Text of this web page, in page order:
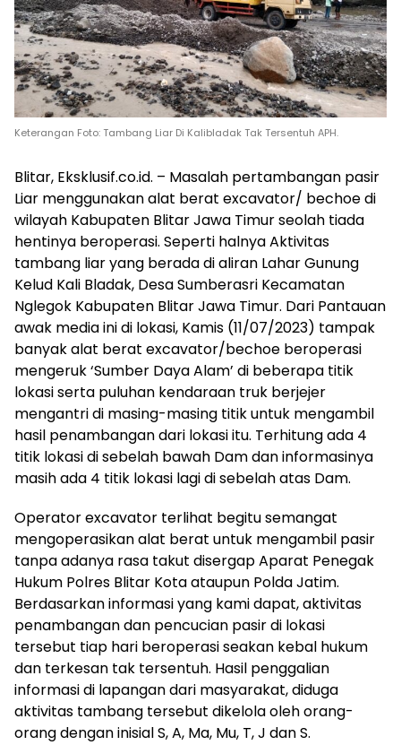
Keterangan Foto: Tambang Liar Di Kalibladak Tak Tersentuh APH.
Blitar, Eksklusif.co.id. – Masalah pertambangan pasir
Liar menggunakan alat berat excavator/ bechoe di
wilayah Kabupaten Blitar Jawa Timur seolah tiada
hentinya beroperasi. Seperti halnya Aktivitas
tambang liar yang berada di aliran Lahar Gunung
Kelud Kali Bladak, Desa Sumberasri Kecamatan
Nglegok Kabupaten Blitar Jawa Timur. Dari Pantauan
awak media ini di lokasi, Kamis (11/07/2023) tampak
banyak alat berat excavator/bechoe beroperasi
mengeruk ‘Sumber Daya Alam’ di beberapa titik
lokasi serta puluhan kendaraan truk berjejer
mengantri di masing-masing titik untuk mengambil
hasil penambangan dari lokasi itu. Terhitung ada 4
titik lokasi di sebelah bawah Dam dan informasinya
masih ada 4 titik lokasi lagi di sebelah atas Dam.
Operator excavator terlihat begitu semangat
mengoperasikan alat berat untuk mengambil pasir
tanpa adanya rasa takut disergap Aparat Penegak
Hukum Polres Blitar Kota ataupun Polda Jatim.
Berdasarkan informasi yang kami dapat, aktivitas
penambangan dan pencucian pasir di lokasi
tersebut tiap hari beroperasi seakan kebal hukum
dan terkesan tak tersentuh. Hasil penggalian
informasi di lapangan dari masyarakat, diduga
aktivitas tambang tersebut dikelola oleh orang-
orang dengan inisial S, A, Ma, Mu, T, J dan S.